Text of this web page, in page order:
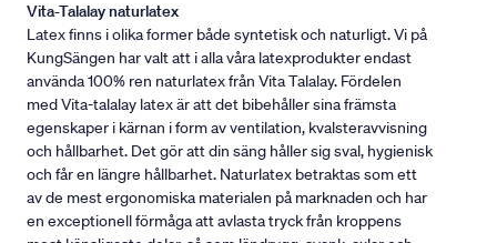
Vita-Talalay naturlatex
Latex finns i olika former både syntetisk och naturligt. Vi på
KungSängen har valt att i alla våra latexprodukter endast
använda 100% ren naturlatex från Vita Talalay. Fördelen
med Vita-talalay latex är att det bibehåller sina främsta
egenskaper i kärnan i form av ventilation, kvalsteravvisning
och hållbarhet. Det gör att din säng håller sig sval, hygienisk
och får en längre hållbarhet. Naturlatex betraktas som ett
av de mest ergonomiska materialen på marknaden och har
en exceptionell förmåga att avlasta tryck från kroppens